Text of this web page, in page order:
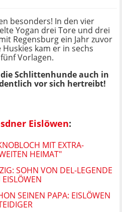
besonders! In den vier
Yogan drei Tore und drei
Regensburg ein Jahr zuvor
kam er in sechs
Vorlagen.
Schlittenhunde auch in
vor sich hertreibt!
Eislöwen:
MIT EXTRA-
HEIMAT"
SOHN VON DEL-LEGENDE
SEINEN PAPA: EISLÖWEN